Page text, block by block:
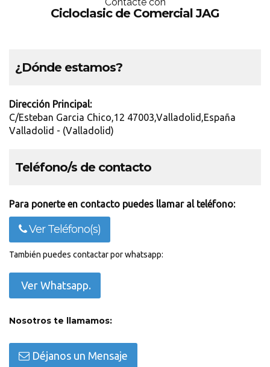
Cicloclasic de Comercial JAG
¿Dónde estamos?
Dirección Principal:
C/Esteban Garcia Chico,12 47003,Valladolid,España
Valladolid - (Valladolid)
Teléfono/s de contacto
Para ponerte en contacto puedes llamar al teléfono:
Ver Teléfono(s)
También puedes contactar por whatsapp:
Ver Whatsapp.
Nosotros te llamamos:
Déjanos un Mensaje